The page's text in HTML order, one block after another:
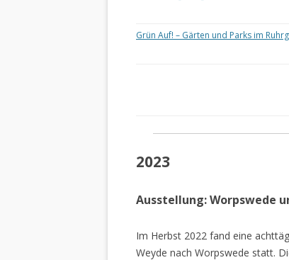
Grün Auf! – Gärten und Parks im
2023
Ausstellung: Worpswede
Im Herbst 2022 fand eine
Weyde nach Worpswede statt.